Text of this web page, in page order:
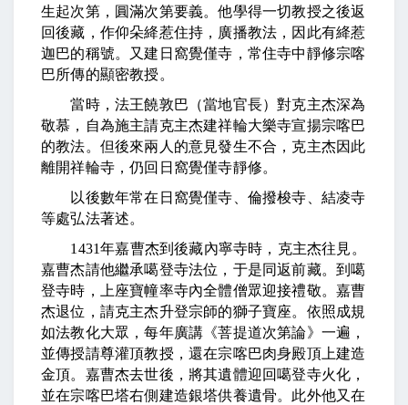
生起次第，圓滿次第要義。他學得一切教授之後返
回後藏，作仰朵絳惹住持，廣播教法，因此有絳惹
迦巴的稱號。又建日窩覺僅寺，常住寺中靜修宗喀
巴所傳的顯密教授。
當時，法王饒敦巴（當地官長）對克主杰深為
敬慕，自為施主請克主杰建祥輪大樂寺宣揚宗喀巴
的教法。但後來兩人的意見發生不合，克主杰因此
離開祥輪寺，仍回日窩覺僅寺靜修。
以後數年常在日窩覺僅寺、倫撥梭寺、結凌寺
等處弘法著述。
1431年嘉曹杰到後藏內寧寺時，克主杰往見。
嘉曹杰請他繼承噶登寺法位，于是同返前藏。到噶
登寺時，上座寶幢率寺內全體僧眾迎接禮敬。嘉曹
杰退位，請克主杰升登宗師的獅子寶座。依照成規
如法教化大眾，每年廣講《菩提道次第論》一遍，
並傳授請尊灌頂教授，還在宗喀巴肉身殿頂上建造
金頂。嘉曹杰去世後，將其遺體迎回噶登寺火化，
並在宗喀巴塔右側建造銀塔供養遺骨。此外他又在